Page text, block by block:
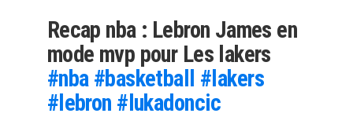
Recap nba : Lebron James en
mode mvp pour Les lakers
#nba #basketball #lakers
#lebron #lukadoncic